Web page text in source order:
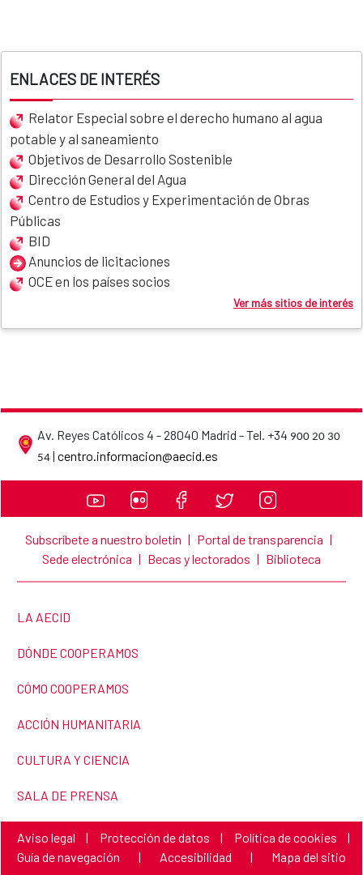
ENLACES DE INTERÉS
Relator Especial sobre el derecho humano al agua
potable y al saneamiento
Objetivos de Desarrollo Sostenible
Dirección General del Agua
Centro de Estudios y Experimentación de Obras
Públicas
BID
Anuncios de licitaciones
OCE en los países socios
Ver más sitios de interés
Av. Reyes Católicos 4 - 28040 Madrid - Tel. +34 900 20 30
54 | centro.informacion@aecid.esAECID contact details
Subscríbete a nuestro boletín | Portal de transparencia |
Sede electrónica | Becas y lectorados | Biblioteca
LINK TO THE WEBSITE:
LA AECID
LINK TO THE WEBSITE:
DÓNDE COOPERAMOS
LINK TO THE WEBSITE:
CÓMO COOPERAMOS
LINK TO THE WEBSITE:
ACCIÓN HUMANITARIA
LINK TO THE WEBSITE:
CULTURA Y CIENCIA
LINK TO THE WEBSITE:
SALA DE PRENSA
Link to the website:
Aviso legal | Link to the website:
Protección de datos | Link to the website:
Política de cookies
|
Link to the website:
Guía de navegación | Link to the website:
Accesibilidad | Link to the
Mapa del sitio